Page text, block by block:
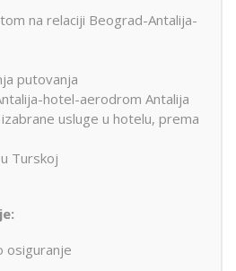
na relaciji Beograd-Antalija-
putovanja
hotel-aerodrom Antalija
usluge u hotelu, prema
Turskoj
osiguranje